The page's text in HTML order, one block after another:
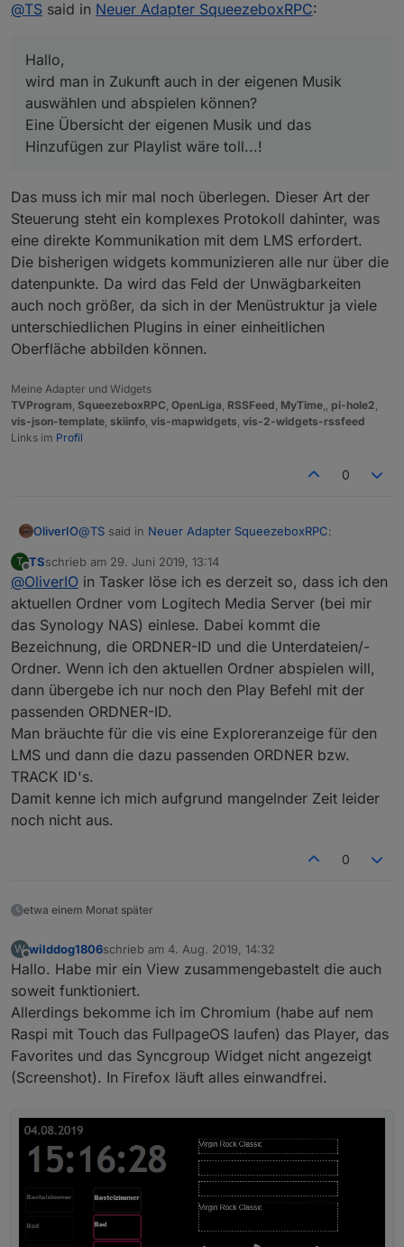
Eine Übersicht der eigenen Musik und das Hinzufügen zur
was aber extrem schwerfällig läuft, da Tasker nicht wirklich
@TS said in Neuer Adapter SqueezeboxRPC:
Hallo,
wird man in Zukunft auch in der eigenen Musik
auswählen und abspielen können?
Eine Übersicht der eigenen Musik und das
Hinzufügen zur Playlist wäre toll...!
Das muss ich mir mal noch überlegen. Dieser Art der
Steuerung steht ein komplexes Protokoll dahinter, was
eine direkte Kommunikation mit dem LMS erfordert.
Die bisherigen widgets kommunizieren alle nur über die
datenpunkte. Da wird das Feld der Unwägbarkeiten
auch noch größer, da sich in der Menüstruktur ja viele
unterschiedlichen Plugins in einer einheitlichen
Oberfläche abbilden können.
Meine Adapter und Widgets
TVProgram SqueezeboxRPC OpenLiga RSSFeed MyTime pi-hole2
vis-json-template skiinfo vis-mapwidgets vis-2-widgets-rssfeed
Links im Profil
0
OliverIO@TS said in Neuer Adapter SqueezeboxRPC:
Hallo,
wird man in Zukunft auch in der eigenen Musik
auswählen und abspielen können?
Eine Übersicht der eigenen Musik und das
Hinzufügen zur Playlist wäre toll...!
Das muss ich mir mal noch überlegen. Dieser Art der
Steuerung steht ein komplexes Protokoll dahinter, was
eine direkte Kommunikation mit dem LMS erfordert.
Die bisherigen widgets kommunizieren alle nur über
Unwägbarkeiten auch noch größer, da sich in der
Menüstruktur ja viele unterschiedlichen Plugins in
einer einheitlichen Oberfläche abbilden können.
T
Offline
TSschrieb am 29. Juni 2019, 13:14
zuletzt editiert von
@OliverIO in Tasker löse ich es derzeit so, dass ich den
aktuellen Ordner vom Logitech Media Server (bei mir
das Synology NAS) einlese. Dabei kommt die
Bezeichnung, die ORDNER-ID und die Unterdateien/-
Ordner. Wenn ich den aktuellen Ordner abspielen will,
dann übergebe ich nur noch den Play Befehl mit der
passenden ORDNER-ID.
Man bräuchte für die vis eine Exploreranzeige für den
LMS und dann die dazu passenden ORDNER bzw.
TRACK ID's.
Damit kenne ich mich aufgrund mangelnder Zeit leider
noch nicht aus.
0
etwa einem Monat später
W
Offline
wilddog1806schrieb am 4. Aug. 2019, 14:32
zuletzt editiert von
Hallo. Habe mir ein View zusammengebastelt die auch
soweit funktioniert.
Allerdings bekomme ich im Chromium (habe auf nem
Raspi mit Touch das FullpageOS laufen) das Player, das
Favorites und das Syncgroup Widget nicht angezeigt
(Screenshot). In Firefox läuft alles einwandfrei.